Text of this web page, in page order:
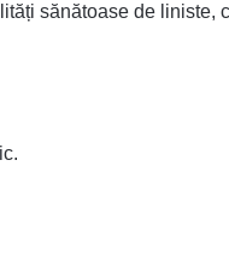
sănătoase de liniste,